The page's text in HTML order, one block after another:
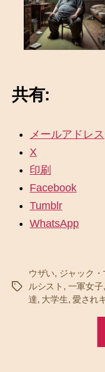
共有:
メールアドレス
X
印刷
Facebook
Tumblr
WhatsApp
タ
ウザい, ジャック・
ルシスト , 一軍女子,
達, 大学生, 愛され